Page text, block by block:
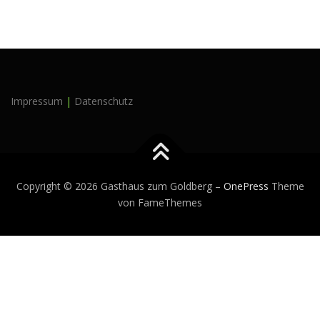
Impressum | Datenschutz
Copyright © 2026 Gasthaus zum Goldberg – OnePress Theme
von FameThemes